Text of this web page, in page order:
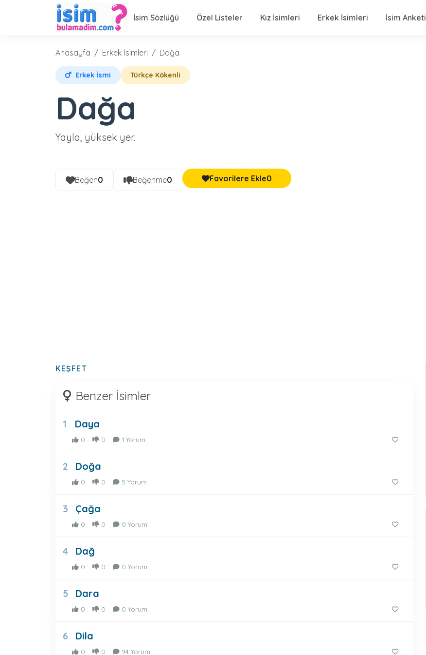
İsim Sözlüğü Özel Listeler Kız İsimleri Erkek İsimleri İsim Anketi
Anasayfa Erkek İsimleri Dağa
Erkek İsmi Türkçe Kökenli
Dağa
Yayla, yüksek yer.
Beğen0 Beğenme0 Favorilere Ekle0
KEŞFET
Benzer İsimler
1 Daya
0 0 1 Yorum
2 Doğa
0 0 5 Yorum
3 Çağa
0 0 0 Yorum
4 Dağ
0 0 0 Yorum
5 Dara
0 0 0 Yorum
6 Dila
0 0 94 Yorum